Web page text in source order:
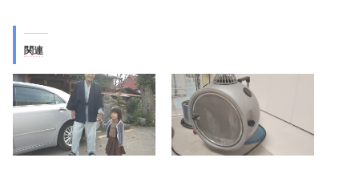
関連